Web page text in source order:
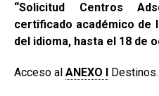
“Solicitud Centros
certificado académico de
del idioma, hasta el 18 de
Acceso al ANEXO I Destinos.